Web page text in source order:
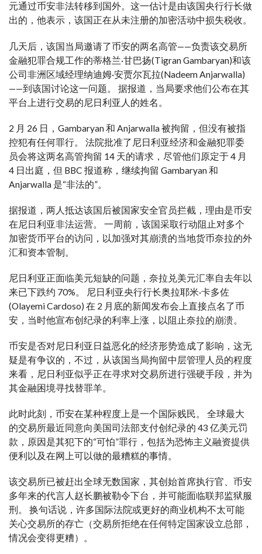
元通过币安非法转移到国外。这一估计是由该国央行行长做
出的，他表示，该国正在从未注册的加密活动中损失税收。
几天后，该国当局邀请了币安的两名高管——负责该交易所
金融犯罪合规工作的蒂格兰·甘巴扬(Tigran Gambaryan)和该
公司非洲区域经理纳迪姆·安贾尔瓦拉(Nadeem Anjarwalla)
——到该国讨论这一问题。 据报道，当局要求他们公布在其
平台上进行交易的尼日利亚人的姓名。
2 月 26 日，Gambaryan 和 Anjarwalla 被拘留，但没有被指
控犯有任何罪行。 法院批准了尼日利亚经济和金融犯罪委
员会将这两名高管拘留 14 天的请求，尽管他们原定于 4 月
4 日出庭，但 BBC 报道称，继续拘留 Gambaryan 和
Anjarwalla 是“非法的”。
据报道，两人抵达该国后被国家安全官员拦截，理由是币安
在尼日利亚非法运营。 一周前，该国采取行动阻止对多个
加密货币平台的访问，以加强对其崩溃的当地货币奈拉的外
汇和资本管制。
尼日利亚正面临美元短缺的问题，奈拉兑美元汇率自去年以
来已下跌约 70%。 尼日利亚央行行长奥拉耶米·卡多佐
(Olayemi Cardoso) 在 2 月底的新闻发布会上直接点名了币
安，当时他宣布创纪录的利率上涨，以阻止奈拉的崩溃。
币安是否对尼日利亚日益恶化的经济形势造成了影响，这无
疑是有争议的，不过，从该国当局拘留中层管理人员的程度
来看，尼日利亚似乎正在寻求对交易所进行强硬手段，并为
其金融困境寻找替罪羊。
此时此刻，币安在某种程度上是一个国际贱民。 全球最大
的交易所最近同意向美国司法部支付创纪录的 43 亿美元罚
款，原因是其犯下的“可怕”罪行，包括为恐怖主义融资提供
便利以及在网上可以做的最糟糕的事情。
该交易所已被赶出全球无数国家，其创始首席执行官、币安
多年来的代言人赵长鹏被勒令下台，并可能面临联邦监狱服
刑。 换句话说，许多国际法院或更好的商业机构不太可能
关心交易所的存亡（交易所拒绝在任何特定国家设立总部，
情况会变得更糟）。